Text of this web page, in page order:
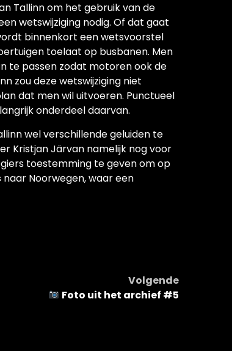
Tallinn om het gebruik van de
wetswijziging nodig. Of dat gaat
binnenkort een wetsvoorstel
toelaat op busbanen. Men
te passen zodat motoren ook de
zou deze wetswijziging niet
dat men wil uitvoeren. Punctueel
onderdeel daarvan.
wel verschillende geluiden te
Kristjan Järvan namelijk nog voor
toestemming te geven om op
naar Noorwegen, waar een
Volgende
Foto uit het archief #5